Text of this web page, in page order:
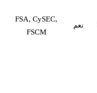
نعم
FSA, CySEC,
FSCM